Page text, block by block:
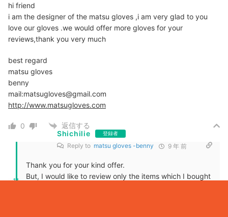
hi friend
i am the designer of the matsu gloves ,i am very glad to you
love our gloves .we would offer more gloves for your
reviews,thank you very much
best regard
matsu gloves
benny
mail:matsugloves@gmail.com
http://www.matsugloves.com
0
返信する
Shichilie
登録者
Reply to matsu gloves -benny 9 年 前
Thank you for your kind offer.
But, I would like to review only the items which I bought
11